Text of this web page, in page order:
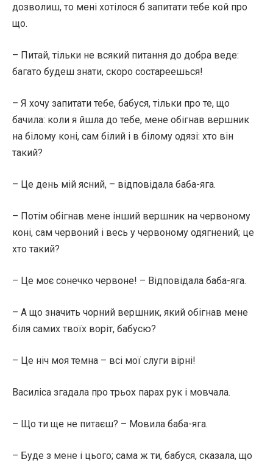
дозволиш, то мені хотілося б запитати тебе кой про
що.
– Питай, тільки не всякий питання до добра веде:
багато будеш знати, скоро состареешься!
– Я хочу запитати тебе, бабуся, тільки про те, що
бачила: коли я йшла до тебе, мене обігнав вершник
на білому коні, сам білий і в білому одязі: хто він
такий?
– Це день мій ясний, – відповідала баба-яга.
– Потім обігнав мене інший вершник на червоному
коні, сам червоний і весь у червоному одягнений; це
хто такий?
– Це моє сонечко червоне! – Відповідала баба-яга.
– А що значить чорний вершник, який обігнав мене
біля самих твоїх воріт, бабусю?
– Це ніч моя темна – всі мої слуги вірні!
Василіса згадала про трьох парах рук і мовчала.
– Що ти ще не питаєш? – Мовила баба-яга.
– Буде з мене і цього; сама ж ти, бабуся, сказала, що